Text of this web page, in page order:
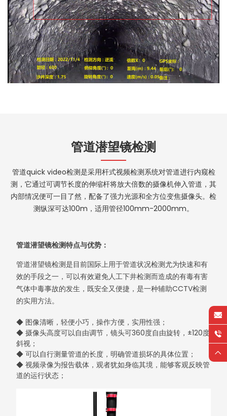
管道潜望镜检测
管道quick video检测是采用杆式视频检测系统对管道进行内窥检
测，它通过可调节长度的伸缩杆将放大倍数的摄像机伸入管道，其
内部情况便可一目了然，配备了强力光源和全方位变焦摄像头。检
测纵深可达100m，适用管径100mm-2000mm。
管道潜望镜检测特点与优势：
管道潜望镜检测是目前国际上用于管道状况检测尤为快速和有
效的手段之一，可以有效避免人工下井检测而造成的有毒有害
气体中毒事故的发生，既安全又便捷，是一种辅助CCTV检测
的实用方法。
◆ 图像清晰，轻便小巧，操作方便，实用性强；
◆ 摄像头高度可以自由调节，镜头可360度自由旋转，±120度
斜视；
◆ 可以自行测量管道的长度，明确管道损坏的具体位置；
◆ 视频录像为报告载体，观者犹如身临其境，能够客观反映管
道的运行状态；